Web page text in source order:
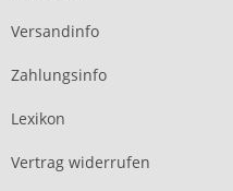
Versandinfo
Zahlungsinfo
Lexikon
Vertrag widerrufen